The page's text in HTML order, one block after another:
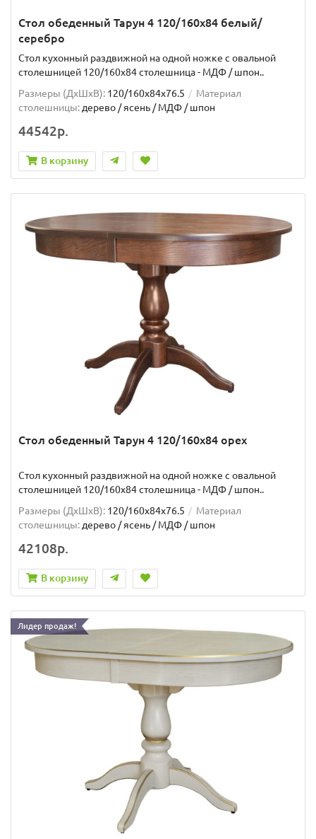
Стол обеденный Тарун 4 120/160х84 белый/
серебро
Стол кухонный раздвижной на одной ножке с овальной
столешницей 120/160х84 столешница - МДФ / шпон..
Размеры (ДхШxВ): 120/160х84х76.5
Материал
столешницы: дерево / ясень / МДФ / шпон
44542р.
В корзину
Стол обеденный Тарун 4 120/160х84 орех
Стол кухонный раздвижной на одной ножке с овальной
столешницей 120/160х84 столешница - МДФ / шпон..
Размеры (ДхШxВ): 120/160х84х76.5
Материал
столешницы: дерево / ясень / МДФ / шпон
42108р.
В корзину
Лидер продаж!